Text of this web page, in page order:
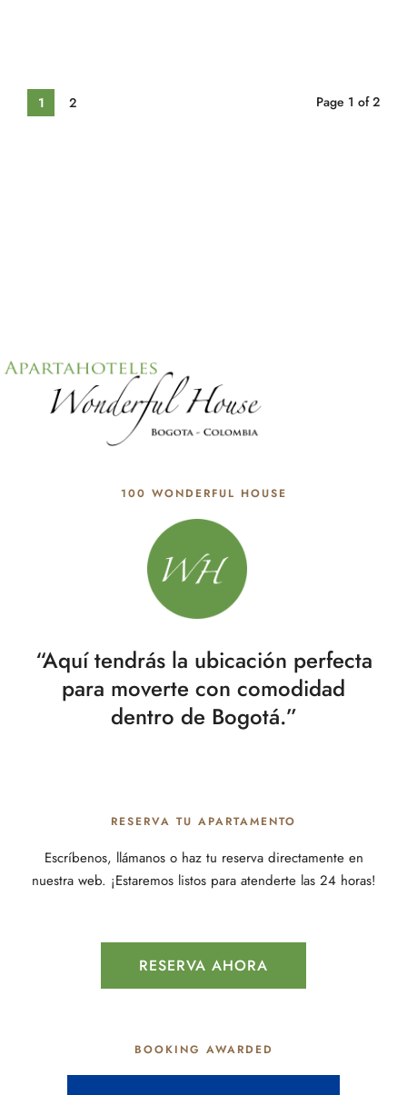
1 2 Page 1 of 2
100 WONDERFUL HOUSE
“Aquí tendrás la ubicación perfecta
para moverte con comodidad
dentro de Bogotá.”
RESERVA TU APARTAMENTO
Escríbenos, llámanos o haz tu reserva directamente en
nuestra web. ¡Estaremos listos para atenderte las 24 horas!
RESERVA AHORA
BOOKING AWARDED